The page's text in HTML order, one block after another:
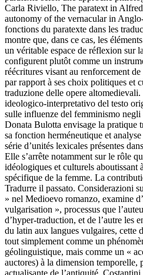
Carla Riviello, The paratext in
autonomy of the vernacular in
fonctions du paratexte dans les
montre que, dans ce cas, les
un véritable espace de réflexion sur
configurent plutôt comme un
réécritures visant au renforcement de
par rapport à ses choix politiques et
traduzione delle opere
ideologico-interpretativo del testo
sulle influenze del femminismo
Donata Bulotta envisage la pratique
sa fonction herméneutique et
série d’unités lexicales présentes
Elle s’arrête notamment sur le rôle
idéologiques et culturels aboutissant
spécifique de la femme. La
Tradurre il passato. Considerazioni
» nel Medioevo romanzo, examine
vulgarisation », processus que
d’hyper-traduction, et de l’autre les
du latin aux langues vulgaires, cette
tout simplement comme un
géolinguistique, mais comme un «
auctores) à la dimension temporelle,
actualisante de l’antiquité.